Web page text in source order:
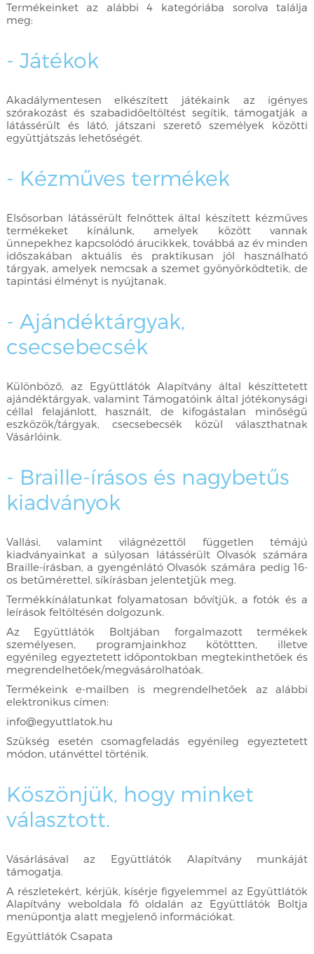
Termékeinket az alábbi 4 kategóriába sorolva találja
meg:
- Játékok
Akadálymentesen elkészített játékaink az igényes
szórakozást és szabadidőeltöltést segítik, támogatják a
látássérült és látó, játszani szerető személyek közötti
együttjátszás lehetőségét.
- Kézműves termékek
Elsősorban látássérült felnőttek által készített kézműves
termékeket kínálunk, amelyek között vannak
ünnepekhez kapcsolódó árucikkek, továbbá az év minden
időszakában aktuális és praktikusan jól használható
tárgyak, amelyek nemcsak a szemet gyönyörködtetik, de
tapintási élményt is nyújtanak.
- Ajándéktárgyak,
csecsebecsék
Különböző, az Együttlátók Alapítvány által készíttetett
ajándéktárgyak, valamint Támogatóink által jótékonysági
céllal felajánlott, használt, de kifogástalan minőségű
eszközök/tárgyak, csecsebecsék közül választhatnak
Vásárlóink.
- Braille-írásos és nagybetűs
kiadványok
Vallási, valamint világnézettől független témájú
kiadványainkat a súlyosan látássérült Olvasók számára
Braille-írásban, a gyengénlátó Olvasók számára pedig 16-
os betűmérettel, síkírásban jelentetjük meg.
Termékkínálatunkat folyamatosan bővítjük, a fotók és a
leírások feltöltésén dolgozunk.
Az Együttlátók Boltjában forgalmazott termékek
személyesen, programjainkhoz kötöttten, illetve
egyénileg egyeztetett időpontokban megtekinthetőek és
megrendelhetőek/megvásárolhatóak.
Termékeink e-mailben is megrendelhetőek az alábbi
elektronikus címen:
info@egyuttlatok.hu
Szükség esetén csomagfeladás egyénileg egyeztetett
módon, utánvéttel történik.
Köszönjük, hogy minket
választott.
Vásárlásával az Együttlátók Alapítvány munkáját
támogatja.
A részletekért, kérjük, kísérje figyelemmel az Együttlátók
Alapítvány weboldala fő oldalán az Együttlátók Boltja
menüpontja alatt megjelenő információkat.
Együttlátók Csapata